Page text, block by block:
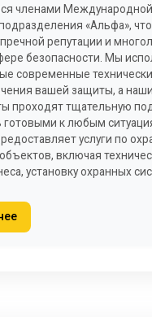
членами Международной
«Альфа»,
репутации и
безопасности. Мы
современные
вашей защиты, а наши
проходят тщательную
готовыми к любым
услуги по
включая
установку охранных